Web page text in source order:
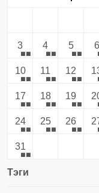
3 4 5 6
10 11 12
17 18 19
24 25 26
31
Тэги